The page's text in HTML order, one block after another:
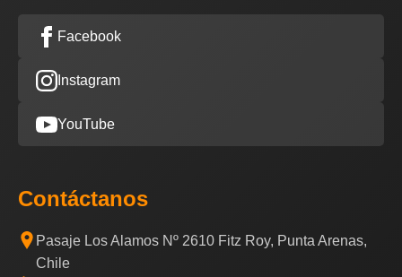
Facebook
Instagram
YouTube
Contáctanos
Pasaje Los Alamos Nº 2610 Fitz Roy, Punta Arenas,
Chile